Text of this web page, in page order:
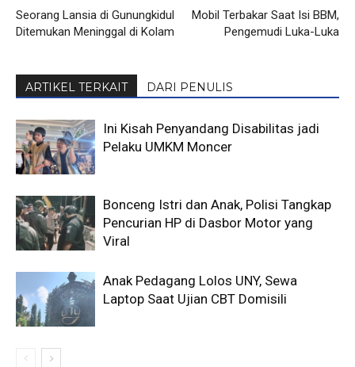
Seorang Lansia di Gunungkidul
Ditemukan Meninggal di Kolam
Mobil Terbakar Saat Isi BBM,
Pengemudi Luka-Luka
ARTIKEL TERKAIT DARI PENULIS
Ini Kisah Penyandang Disabilitas jadi
Pelaku UMKM Moncer
Bonceng Istri dan Anak, Polisi Tangkap
Pencurian HP di Dasbor Motor yang
Viral
Anak Pedagang Lolos UNY, Sewa
Laptop Saat Ujian CBT Domisili